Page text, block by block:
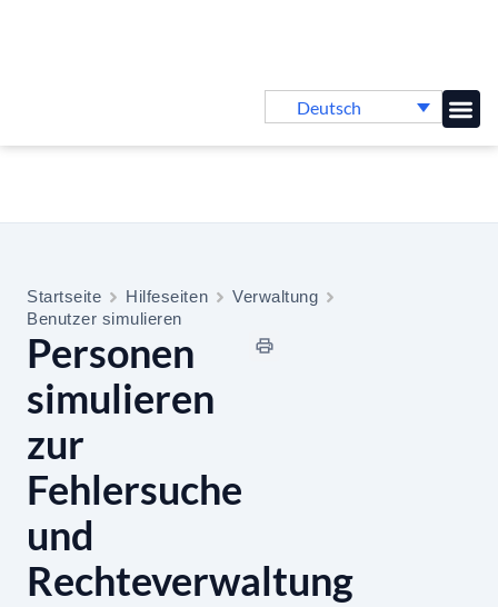
Deutsch
Startseite Hilfeseiten
Verwaltung
Benutzer simulieren
Personen
simulieren
zur
Fehlersuche
und
Rechteverwaltung